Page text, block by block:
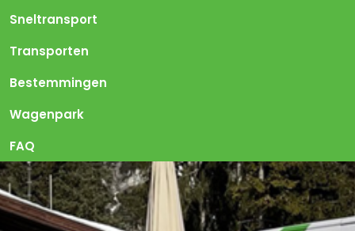
Sneltransport
Transporten
Bestemmingen
Wagenpark
FAQ